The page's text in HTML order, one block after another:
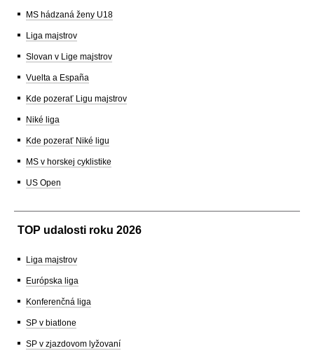
MS hádzaná ženy U18
Liga majstrov
Slovan v Lige majstrov
Vuelta a España
Kde pozerať Ligu majstrov
Niké liga
Kde pozerať Niké ligu
MS v horskej cyklistike
US Open
TOP udalosti roku 2026
Liga majstrov
Európska liga
Konferenčná liga
SP v biatlone
SP v zjazdovom lyžovaní